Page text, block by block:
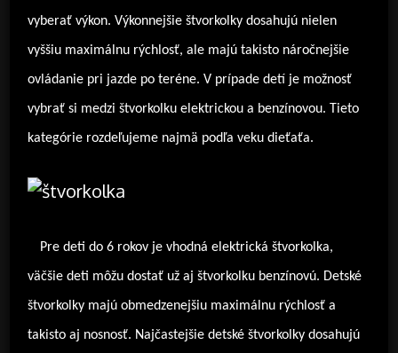
vyberať výkon. Výkonnejšie štvorkolky dosahujú nielen
vyššiu maximálnu rýchlosť, ale majú takisto náročnejšie
ovládanie pri jazde po teréne. V prípade detí je možnosť
vybrať si medzi štvorkolku elektrickou a benzínovou. Tieto
kategórie rozdeľujeme najmä podľa veku dieťaťa.
Pre deti do 6 rokov je vhodná elektrická štvorkolka,
väčšie deti môžu dostať už aj štvorkolku benzínovú. Detské
štvorkolky majú obmedzenejšiu maximálnu rýchlosť a
takisto aj nosnosť. Najčastejšie detské štvorkolky dosahujú